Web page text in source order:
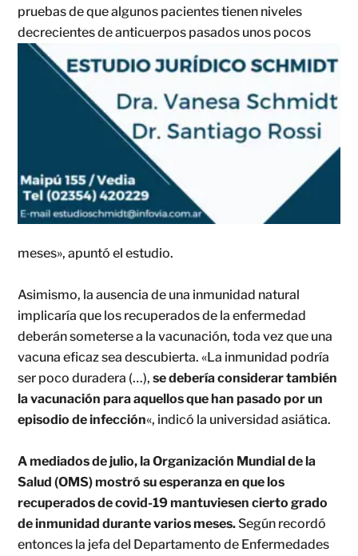
pruebas de que algunos pacientes tienen niveles
decrecientes de anticuerpos pasados unos pocos
meses», apuntó el estudio.
Asimismo, la ausencia de una inmunidad natural
implicaría que los recuperados de la enfermedad
deberán someterse a la vacunación, toda vez que una
vacuna eficaz sea descubierta. «La inmunidad podría
ser poco duradera (…),se debería considerar también
la vacunación para aquellos que han pasado por un
episodio de infección«, indicó la universidad asiática.
A mediados de julio, la Organización Mundial de la
Salud (OMS) mostró su esperanza en que los
recuperados de covid-19 mantuviesen cierto grado
de inmunidad durante varios meses. Según recordó
entonces la jefa del Departamento de Enfermedades